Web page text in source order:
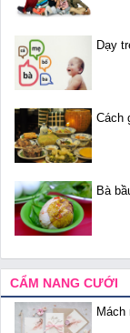
Dạy
Cách
Bà
CẨM NANG CƯỚI